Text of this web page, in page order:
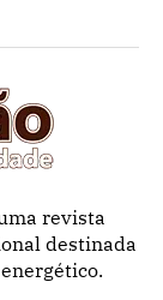
revista
destinada